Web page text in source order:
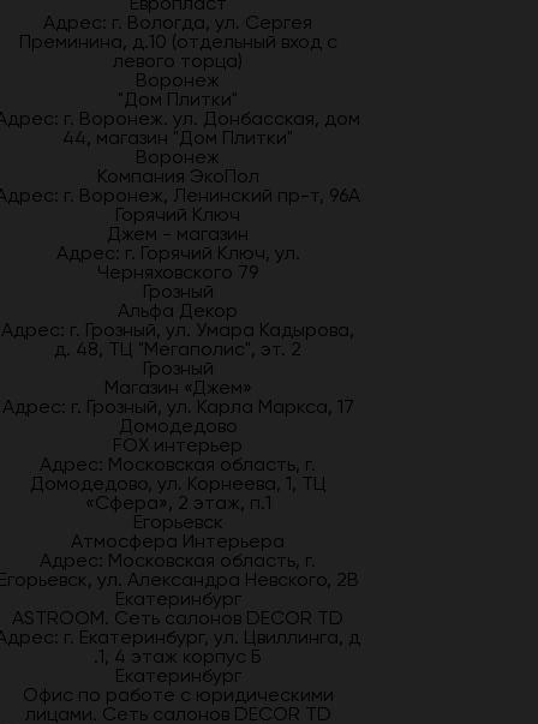
Адрес: г. Вологда, ул. Сергея
Преминина, д.10 (отдельный вход с
левого торца)
Воронеж
"Дом Плитки"
г. Воронеж. ул. Донбасская, дом
44, магазин "Дом Плитки"
Воронеж
Компания ЭкоПол
г. Воронеж, Ленинский пр-т, 96А
Горячий Ключ
Джем - магазин
Адрес: г. Горячий Ключ, ул.
Черняховского 79
Грозный
Альфа Декор
Адрес: г. Грозный, ул. Умара Кадырова,
д. 48, ТЦ "Мегаполис", эт. 2
Грозный
Магазин «Джем»
Адрес: г. Грозный, ул. Карла Маркса, 17
Домодедово
FOX интерьер
Адрес: Московская область, г.
Домодедово, ул. Корнеева, 1, ТЦ
«Сфера», 2 этаж, п.1
Егорьевск
Атмосфера Интерьера
Адрес: Московская область, г.
ул. Александра Невского, 2В
Екатеринбург
ASTROOM. Сеть салонов DECOR TD
г. Екатеринбург, ул. Цвиллинга, д
.1, 4 этаж корпус Б
Екатеринбург
Офис по работе с юридическими
лицами. Сеть салонов DECOR TD